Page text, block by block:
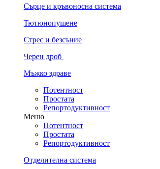
Сърце и кръвоносна система
Тютюнопушене
Стрес и безсъние
Черен дроб
Мъжко здраве
Потентност
Простата
Репортодуктивност
Меню
Потентност
Простата
Репортодуктивност
Отделителна система